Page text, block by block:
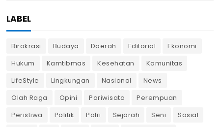
LABEL
Birokrasi Budaya Daerah Editorial
Ekonomi
Hukum
Kamtibmas Kesehatan
Komunitas
LifeStyle
Lingkungan Nasional
News
Olah Raga
Opini Pariwisata
Perempuan
Peristiwa
Politik Polri Sejarah Seni
Sosial